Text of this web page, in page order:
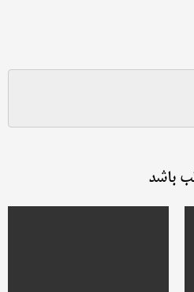
باشد